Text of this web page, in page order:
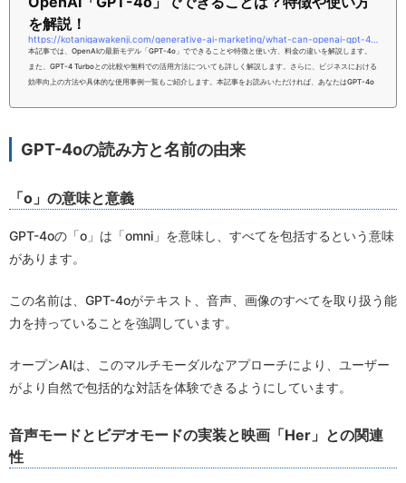
を解説！
本記事では、OpenAIの最新モデル「GPT-4o」でできることや特徴と使い方、料金の違いを解説します。
また、GPT-4 Turboとの比較や無料での活用方法についても詳しく解説します。さらに、ビジネスにおける
効率向上の方法や具体的な使用事例一覧もご紹介します。本記事をお読みいただければ、あなたはGPT-4o
GPT-4oの読み方と名前の由来
「o」の意味と意義
GPT-4oの「o」は「omni」を意味し、すべてを包括するという意味
があります。
この名前は、GPT-4oがテキスト、音声、画像のすべてを取り扱う能
力を持っていることを強調しています。
オープンAIは、このマルチモーダルなアプローチにより、ユーザー
がより自然で包括的な対話を体験できるようにしています。
音声モードとビデオモードの実装と映画「Her」との関連
性